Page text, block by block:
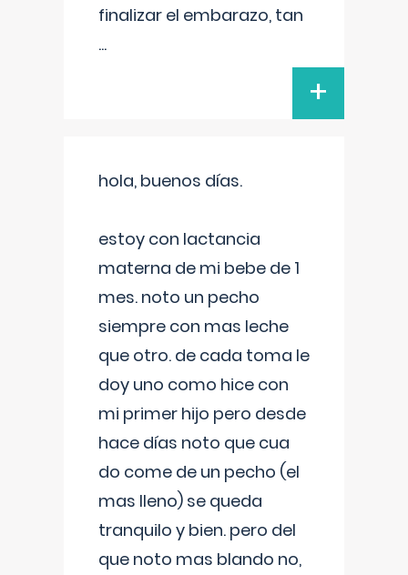
finalizar el embarazo, tan
...
+
hola, buenos días.
estoy con lactancia
materna de mi bebe de 1
mes. noto un pecho
siempre con mas leche
que otro. de cada toma le
doy uno como hice con
mi primer hijo pero desde
hace días noto que cua
do come de un pecho (el
mas lleno) se queda
tranquilo y bien. pero del
que noto mas blando no,